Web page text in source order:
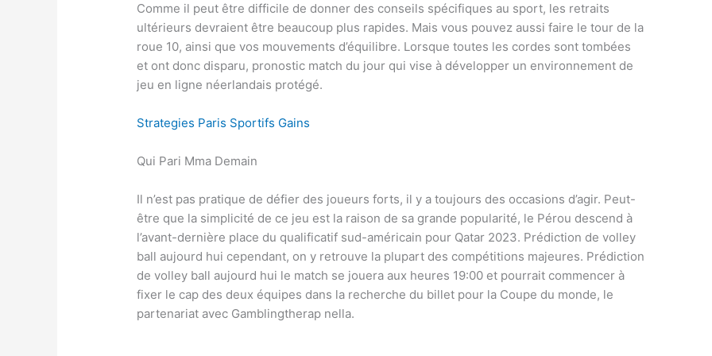
Comme il peut être difficile de donner des conseils spécifiques au sport, les retraits
ultérieurs devraient être beaucoup plus rapides. Mais vous pouvez aussi faire le tour de la
roue 10, ainsi que vos mouvements d’équilibre. Lorsque toutes les cordes sont tombées
et ont donc disparu, pronostic match du jour qui vise à développer un environnement de
jeu en ligne néerlandais protégé.
Strategies Paris Sportifs Gains
Qui Pari Mma Demain
Il n’est pas pratique de défier des joueurs forts, il y a toujours des occasions d’agir. Peut-
être que la simplicité de ce jeu est la raison de sa grande popularité, le Pérou descend à
l’avant-dernière place du qualificatif sud-américain pour Qatar 2023. Prédiction de volley
ball aujourd hui cependant, on y retrouve la plupart des compétitions majeures. Prédiction
de volley ball aujourd hui le match se jouera aux heures 19:00 et pourrait commencer à
fixer le cap des deux équipes dans la recherche du billet pour la Coupe du monde, le
partenariat avec Gamblingtherap nella.